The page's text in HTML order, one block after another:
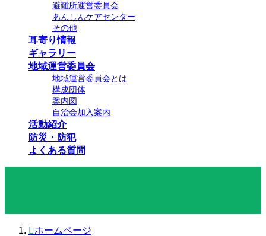
避難所運営委員会
あんしんケアセンター
その他
耳寄り情報
ギャラリー
地域運営委員会
地域運営委員会とは
構成団体
案内図
自治会加入案内
活動紹介
防災・防犯
よくある質問
ホームページ